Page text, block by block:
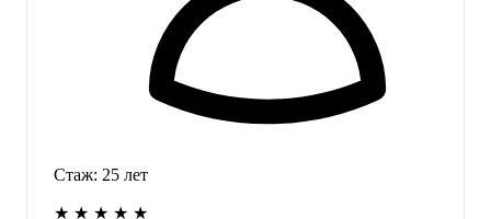
Стаж: 25 лет
★ ★ ★ ★ ★